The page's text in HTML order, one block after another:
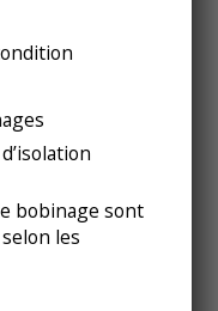
bobinage sont
les